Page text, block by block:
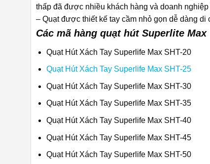
thấp đã được nhiều khách hàng và doanh nghiệp
– Quạt được thiết kế tay cầm nhỏ gọn dễ dàng
Các mã hàng quạt hút Superlite Max
Quạt Hút Xách Tay Superlife Max SHT-20
Quạt Hút Xách Tay Superlife Max SHT-25
Quạt Hút Xách Tay Superlife Max SHT-30
Quạt Hút Xách Tay Superlife Max SHT-35
Quạt Hút Xách Tay Superlife Max SHT-40
Quạt Hút Xách Tay Superlife Max SHT-45
Quạt Hút Xách Tay Superlife Max SHT-50